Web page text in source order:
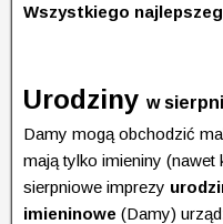
Wszystkiego
Urodziny w
Damy mogą obchodzić
mają tylko imieniny (nawet
sierpniowe imprezy
imieninowe (Damy)